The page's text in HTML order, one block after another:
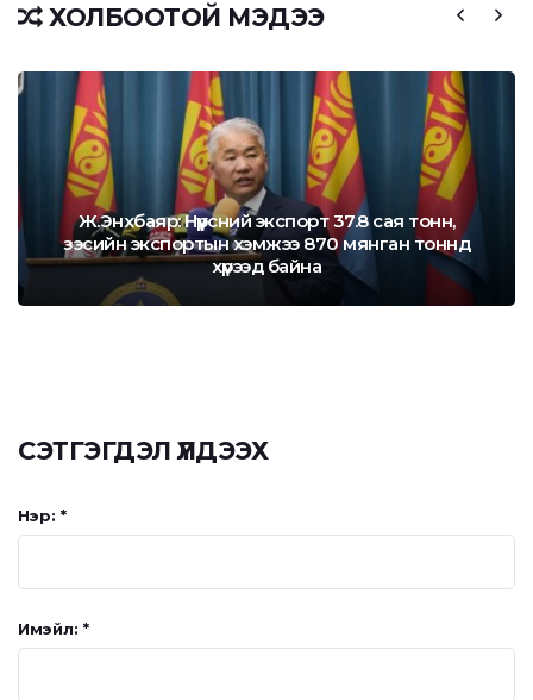
ХОЛБООТОЙ МЭДЭЭ
Ж.Энхбаяр: Нүүрсний экспорт 37.8 сая тонн,
зэсийн экспортын хэмжээ 870 мянган тоннд
хүрээд байна
СЭТГЭГДЭЛ ҮЛДЭЭХ
Нэр: *
Имэйл: *